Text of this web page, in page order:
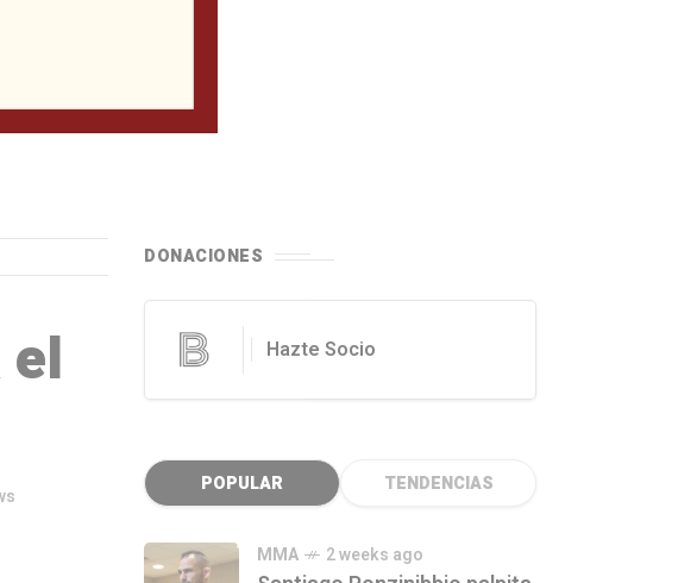
DONACIONES
Hazte Socio
POPULAR TENDENCIAS
MMA 2 weeks ago